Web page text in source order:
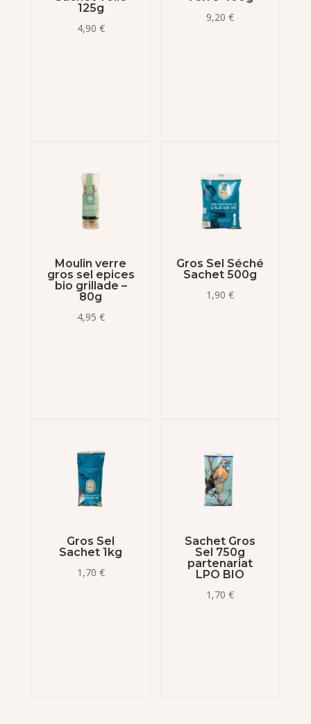
125g
4,90 €
9,20€
Moulin verre
gros sel epices
bio grillade –
80g
4,95 €
Gros Sel Séché
Sachet 500g
1,90€
Gros Sel
Sachet 1kg
1,70 €
Sachet Gros
Sel 750g
partenariat
LPO BIO
1,70€